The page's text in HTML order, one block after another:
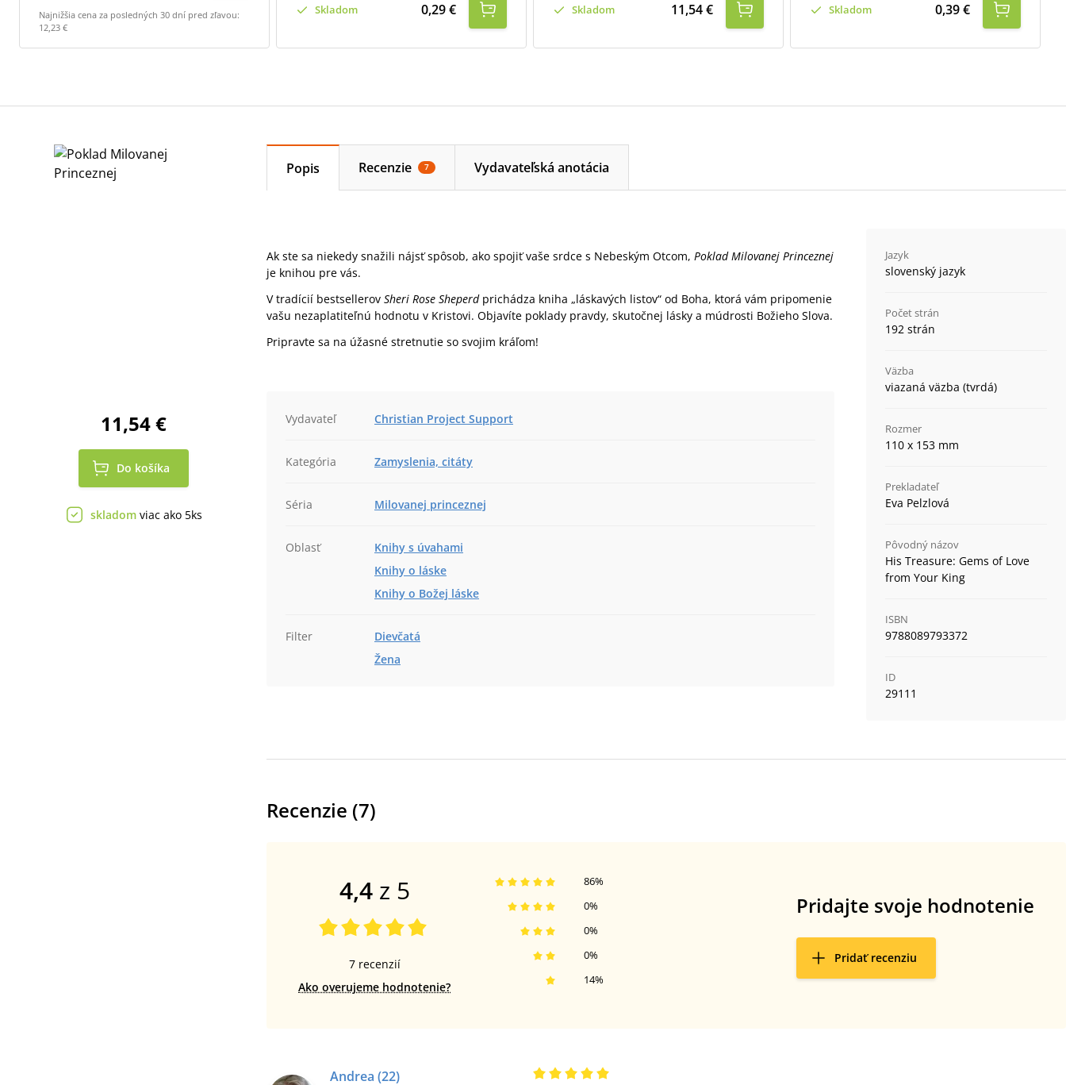
Najnižšia cena za posledných 30 dní pred zľavou:
12,23 €
Skladom 0,29 € Skladom 11,54 € Skladom 0,39 €
11,54 €
Do košíka
skladom viac ako 5ks
Popis Recenzie 7 Vydavateľská anotácia
Ak ste sa niekedy snažili nájsť spôsob, ako spojiť vaše srdce s Nebeským Otcom, Poklad Milovanej Princeznej
je knihou pre vás.
V tradícií bestsellerov Sheri Rose Sheperdprichádza kniha „láskavých listov“ od Boha, ktorá vám pripomenie
vašu nezaplatiteľnú hodnotu v Kristovi. Objavíte poklady pravdy, skutočnej lásky a múdrosti Božieho Slova.
Pripravte sa na úžasné stretnutie so svojim kráľom!
Vydavateľ Christian Project Support
Kategória Zamyslenia, citáty
Séria Milovanej princeznej
Oblasť
Knihy s úvahami
Knihy o láske
Knihy o Božej láske
Filter
Dievčatá
Žena
Jazyk
slovenský jazyk
Počet strán
192 strán
Väzba
viazaná väzba (tvrdá)
Rozmer
110 x 153 mm
Prekladateľ
Eva Pelzlová
Pôvodný názov
His Treasure: Gems of Love
from Your King
ISBN
9788089793372
ID
29111
Recenzie (7)
4,4 z 5
7 recenzií
Ako overujeme hodnotenie?
14%
0%
0%
0%
86%
Pridajte svoje hodnotenie
Pridať recenziu
Andrea (22)